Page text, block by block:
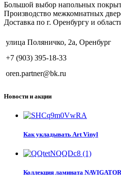
Большой выбор напольных
Производство межкомнатных
Доставка по г. Оренбургу и
улица Поляничко, 2а, Оренбург
+7 (903) 395-18-33
oren.partner@bk.ru
Новости и акции
Как укладывать Art Vinyl
Коллекция ламината NAVIGATOR